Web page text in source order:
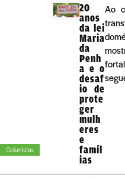
Colunistas
20
anos
da lei
Maria
da
Penh
a e o
desaf
io de
prote
ger
mulh
eres
e
famíl
ias
Ao